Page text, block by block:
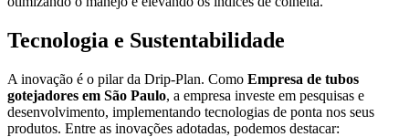
Tecnologia e Sustentabilidade
A inovação é o pilar da Drip-Plan. Como Empresa de tubos
gotejadores em São Paulo, a empresa investe em pesquisas e
desenvolvimento, implementando tecnologias de ponta nos seus
produtos. Entre as inovações adotadas, podemos destacar: